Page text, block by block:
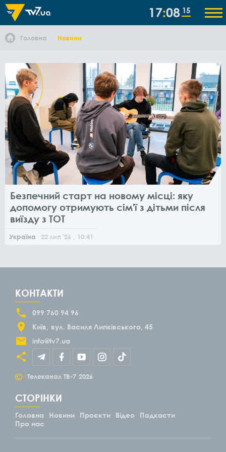
17 08 16
Головна Новини
Безпечний старт на новому місці: яку
допомогу отримують сім'ї з дітьми після
виїзду з ТОТ
Україна 22 лип '26 , 10:41
КОНТАКТИ
099 760 94 96
Київ
вул. Василя Липківського, 45
info@tv7.ua
© Телеканал ТВ-7 2026
СТОРІНКИ
Головна Новини Проєкти Відео
Подкасти
Про нас